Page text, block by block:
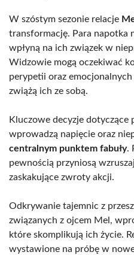
W szóstym sezonie relacje
transformację. Para napotka
wpłyną na ich związek w
Widzowie mogą oczekiwać
perypetii oraz
zwiążą ich ze sobą.
Kluczowe decyzje dotyczące
wprowadzą napięcie oraz
centralnym punktem fabuły.
pewnością przyniosą
zaskakujące zwroty akcji.
Odkrywanie tajemnic z
związanych z ojcem Mel,
które skomplikują ich życie.
wystawione na próbę w